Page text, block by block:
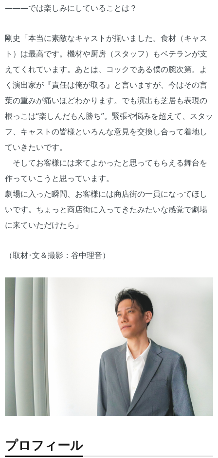
―――では楽しみにしていることは？
剛史「本当に素敵なキャストが揃いました。食材（キャス
ト）は最高です。機材や厨房（スタッフ）もベテランが支
えてくれています。あとは、コックである僕の腕次第。よ
く演出家が『責任は俺が取る』と言いますが、今はその言
葉の重みが痛いほどわかります。でも演出も芝居も表現の
根っこは“楽しんだもん勝ち”。緊張や悩みを超えて、スタッ
フ、キャストの皆様といろんな意見を交換し合って着地し
ていきたいです。
そしてお客様には来てよかったと思ってもらえる舞台を
作っていこうと思っています。
劇場に入った瞬間、お客様には商店街の一員になってほし
いです。ちょっと商店街に入ってきたみたいな感覚で劇場
に来ていただけたら」
（取材･文＆撮影：谷中理音）
プロフィール